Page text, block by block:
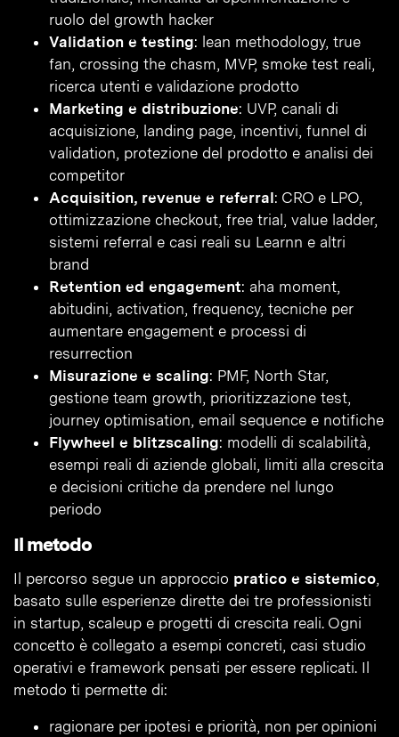
ruolo del growth hacker
Validation e testing: lean methodology, true
fan, crossing the chasm, MVP, smoke test reali,
ricerca utenti e validazione prodotto
Marketing e distribuzione: UVP, canali di
acquisizione, landing page, incentivi, funnel di
validation, protezione del prodotto e analisi dei
competitor
Acquisition, revenue e referral: CRO e LPO,
ottimizzazione checkout, free trial, value ladder,
sistemi referral e casi reali su Learnn e altri
brand
Retention ed engagement: aha moment,
abitudini, activation, frequency, tecniche per
aumentare engagement e processi di
resurrection
Misurazione e scaling: PMF, North Star,
gestione team growth, prioritizzazione test,
journey optimisation, email sequence e notifiche
Flywheel e blitzscaling: modelli di scalabilità,
esempi reali di aziende globali, limiti alla crescita
e decisioni critiche da prendere nel lungo
periodo
Il metodo
Il percorso segue un approccio pratico e sistemico,
basato sulle esperienze dirette dei tre professionisti
in startup, scaleup e progetti di crescita reali. Ogni
concetto è collegato a esempi concreti, casi studio
operativi e framework pensati per essere replicati. Il
metodo ti permette di:
ragionare per ipotesi e priorità, non per opinioni